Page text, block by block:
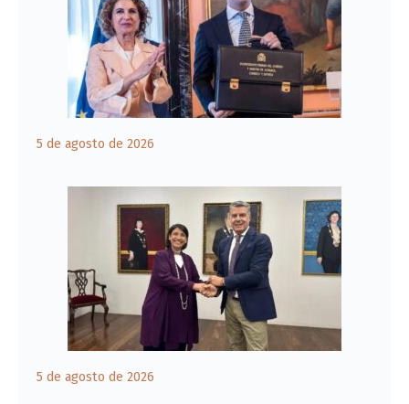
5 de agosto de 2026
5 de agosto de 2026